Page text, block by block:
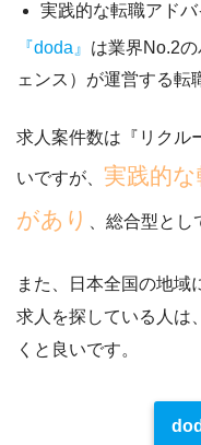
実践的な転職アド
『doda』 は業界No.2
ェンス）が運営する転
求人案件数は『リクル
いですが、 実践的
があり
、総合型と
また、日本全国の地域
求人を探している人は
くと良いです。